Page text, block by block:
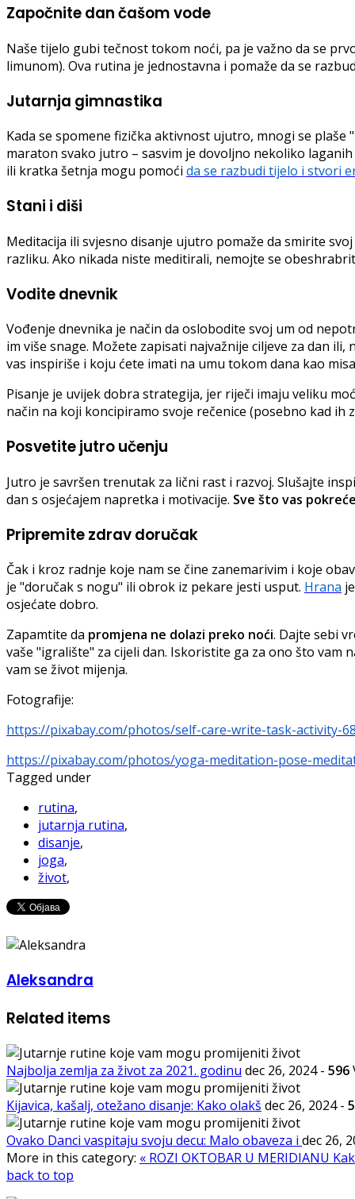
Započnite dan čašom vode
Naše tijelo gubi tečnost tokom noći, pa je važno da se
limunom). Ova rutina je jednostavna i pomaže da se
Jutarnja gimnastika
Kada se spomene fizička aktivnost ujutro, mnogi se
maraton svako jutro – sasvim je dovoljno nekoliko
ili kratka šetnja mogu pomoći da se razbudi tijelo i stvori
Stani i diši
Meditacija ili svjesno disanje ujutro pomaže da smirite
razliku. Ako nikada niste meditirali, nemojte se
Vodite dnevnik
Vođenje dnevnika je način da oslobodite svoj um od
im više snage. Možete zapisati najvažnije ciljeve za dan
vas inspiriše i koju ćete imati na umu tokom dana kao
Pisanje je uvijek dobra strategija, jer riječi imaju veliku
način na koji koncipiramo svoje rečenice (posebno kad ih
Posvetite jutro učenju
Jutro je savršen trenutak za lični rast i razvoj. Slušajte
dan s osjećajem napretka i motivacije. Sve što vas
Pripremite zdrav doručak
Čak i kroz radnje koje nam se čine zanemarivim i koje
je "doručak s nogu" ili obrok iz pekare jesti usput. Hrana
osjećate dobro.
Zapamtite da promjena ne dolazi preko noći. Dajte sebi
vaše "igralište" za cijeli dan. Iskoristite ga za ono što
vam se život mijenja.
Fotografije:
https://pixabay.com/photos/self-care-write-task-activity-
https://pixabay.com/photos/yoga-meditation-pose-
Tagged under
rutina,
jutarnja rutina,
disanje,
joga,
život,
Aleksandra
Related items
Najbolja zemlja za život za 2021. godinu dec 26, 2024- 596
Kijavica, kašalj, otežano disanje: Kako olakš dec 26, 2024-
Ovako Danci vaspitaju svoju decu: Malo obaveza i dec 26,
More in this category: « ROZI OKTOBAR U MERIDIANU
back to top